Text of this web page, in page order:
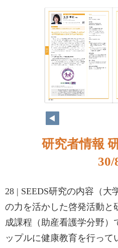
研究者情報
30/
28 | SEEDS研究の内容（大
の力を活かした啓発活動
成課程（助産看護学分野）
ップルに健康教育を行って